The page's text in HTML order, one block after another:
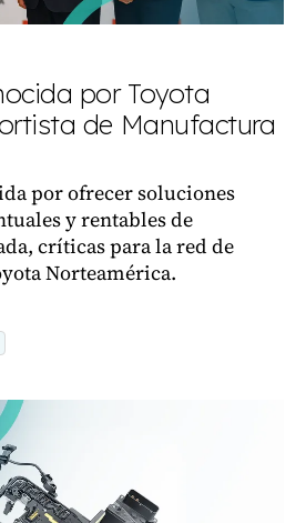
por Toyota
de Manufactura
por ofrecer soluciones
y rentables de
críticas para la red de
Norteamérica.